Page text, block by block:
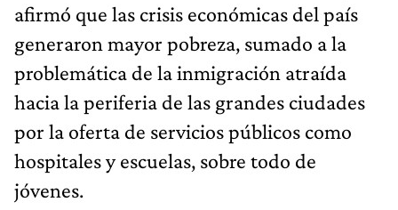
afirmó que las crisis económicas del país
generaron mayor pobreza, sumado a la
problemática de la inmigración atraída
hacia la periferia de las grandes ciudades
por la oferta de servicios públicos como
hospitales y escuelas, sobre todo de
jóvenes.